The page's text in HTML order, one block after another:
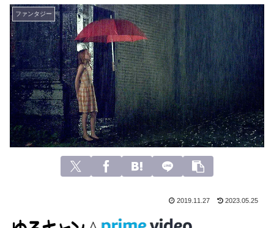
ファンタジー
2019.11.27 2023.05.25